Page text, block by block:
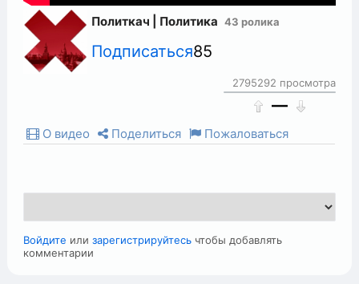
Политкач | Политика 43 ролика
Подписаться85
2795292 просмотра
—
О видео Поделиться Пожаловаться
Войдите илизарегистрируйтесь чтобы добавлять
комментарии